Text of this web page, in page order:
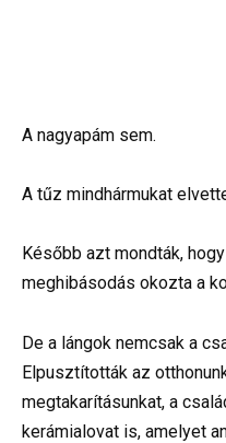
A nagyapám sem.
A tűz mindhármukat
Később azt mondták,
meghibásodás okozta a
De a lángok nemcsak a
Elpusztították az
megtakarításunkat, a
kerámialovat is, amelyet